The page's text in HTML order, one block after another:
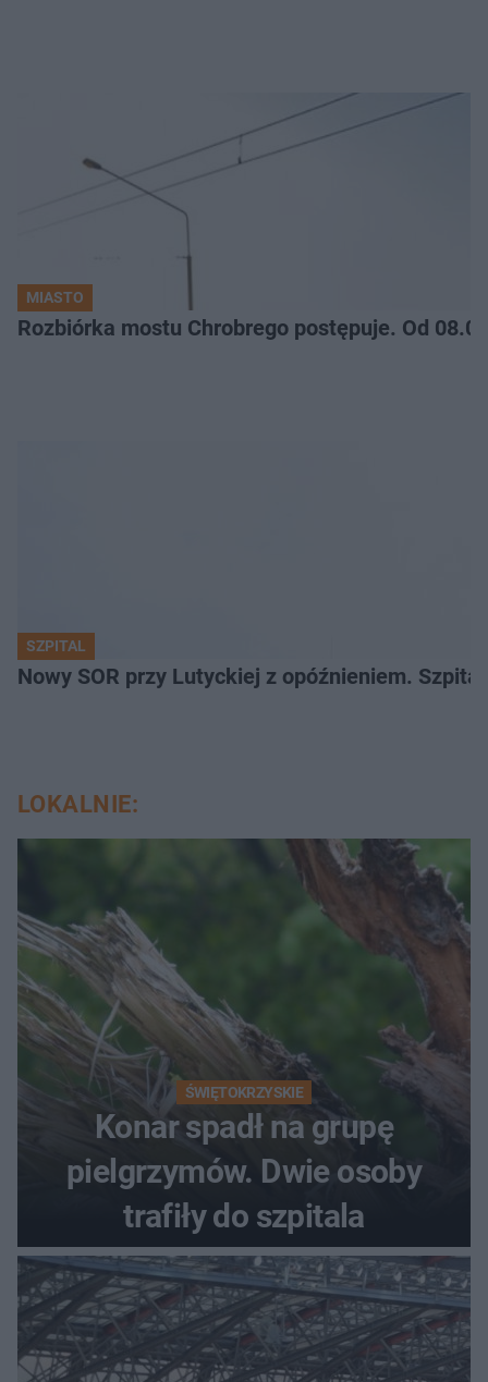
MIASTO
Rozbiórka mostu Chrobrego postępuje. Od
SZPITAL
Nowy SOR przy Lutyckiej z opóźnieniem.
LOKALNIE:
ŚWIĘTOKRZYSKIE
Konar spadł na grupę
pielgrzymów. Dwie osoby
trafiły do szpitala